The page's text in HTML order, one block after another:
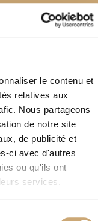
le contenu et
relatives aux
Nous partageons
de notre site
de publicité et
ci avec d'autres
ou qu'ils ont
services.